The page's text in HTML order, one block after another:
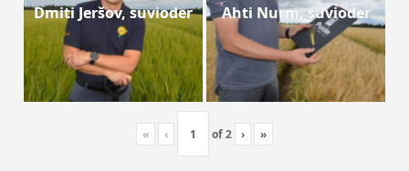
Dmiti Jeršov, suvioder Ahti Nurm, suvioder
« ‹ of2 › »